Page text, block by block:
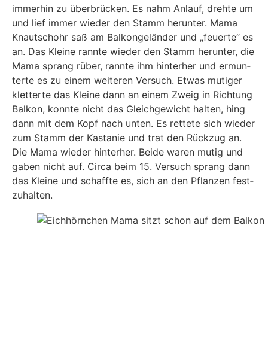
immer­hin zu über­brü­cken. Es nahm Anlauf, dreh­te um
und lief immer wie­der den Stamm her­un­ter. Mama
Knautsch­ohr saß am Bal­kon­ge­län­der und „feu­er­te“ es
an. Das Klei­ne rann­te wie­der den Stamm her­un­ter, die
Mama sprang rüber, rann­te ihm hin­ter­her und ermun­
ter­te es zu einem wei­te­ren Ver­such. Etwas muti­ger
klet­ter­te das Klei­ne dann an einem Zweig in Rich­tung
Bal­kon, konn­te nicht das Gleich­ge­wicht hal­ten, hing
dann mit dem Kopf nach unten. Es ret­te­te sich wie­der
zum Stamm der Kas­ta­nie und trat den Rück­zug an.
Die Mama wie­der hin­ter­her. Bei­de waren mutig und
gaben nicht auf. Cir­ca beim 15. Ver­such sprang dann
das Klei­ne und schaff­te es, sich an den Pflan­zen fest­
zu­hal­ten.